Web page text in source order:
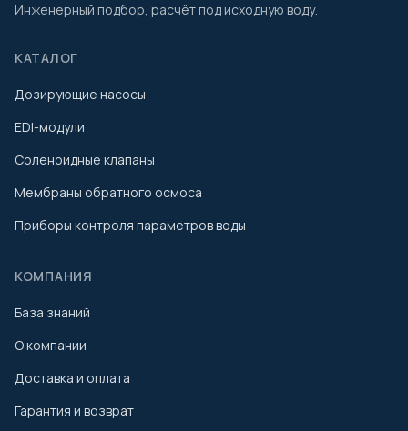
Инженерный подбор, расчёт под исходную воду.
КАТАЛОГ
Дозирующие насосы
EDI-модули
Соленоидные клапаны
Мембраны обратного осмоса
Приборы контроля параметров воды
КОМПАНИЯ
База знаний
О компании
Доставка и оплата
Гарантия и возврат